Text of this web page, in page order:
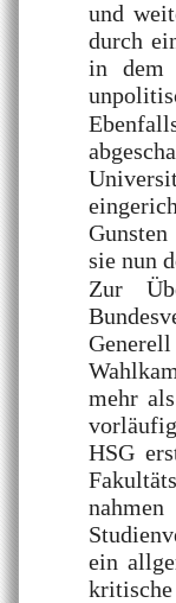
und
durch
in dem
sie nun
Zur
mehr
HSG
ein